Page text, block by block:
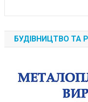
БУДІВНИЦТВО ТА